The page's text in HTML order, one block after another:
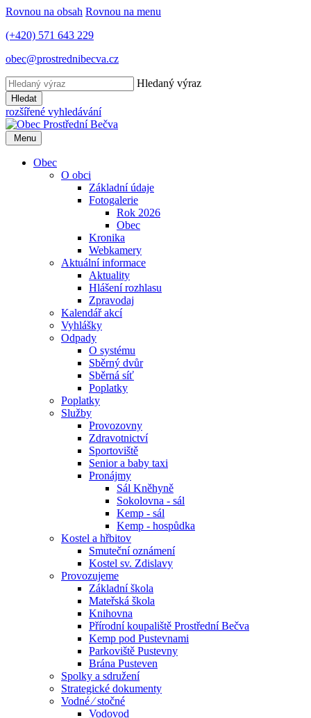
Rovnou na obsah Rovnou na menu
(+420) 571 643 229
obec@prostrednibecva.cz
Hledaný výraz
Hledat
rozšířené vyhledávání
Menu
Obec
O obci
Základní údaje
Fotogalerie
Rok 2026
Obec
Kronika
Webkamery
Aktuální informace
Aktuality
Hlášení rozhlasu
Zpravodaj
Kalendář akcí
Vyhlášky
Odpady
O systému
Sběrný dvůr
Sběrná síť
Poplatky
Poplatky
Služby
Provozovny
Zdravotnictví
Sportoviště
Senior a baby taxi
Pronájmy
Sál Kněhyně
Sokolovna - sál
Kemp - sál
Kemp - hospůdka
Kostel a hřbitov
Smuteční oznámení
Kostel sv. Zdislavy
Provozujeme
Základní škola
Mateřská škola
Knihovna
Přírodní koupaliště Prostřední Bečva
Kemp pod Pustevnami
Parkoviště Pustevny
Brána Pusteven
Spolky a sdružení
Strategické dokumenty
Vodné ⁄ stočné
Vodovod